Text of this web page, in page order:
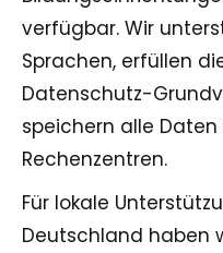
verfügbar. Wir
Sprachen, erfüllen
Datenschutz-
speichern alle
Rechenzentren.
Für lokale
Deutschland haben